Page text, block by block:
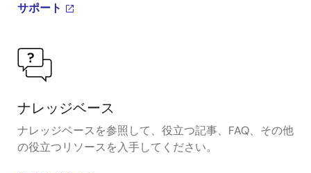
サポート
ナレッジベース
ナレッジベースを参照して、役立つ記事、FAQ、その他
の役立つリソースを入手してください。